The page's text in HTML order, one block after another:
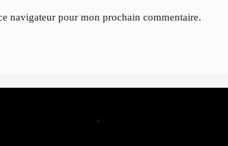
navigateur pour mon prochain commentaire.